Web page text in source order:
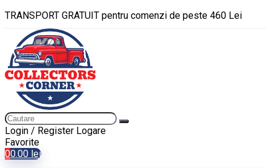
TRANSPORT GRATUIT pentru comenzi de peste 460 Lei
Login / Register Logare
Favorite
00.00 lei